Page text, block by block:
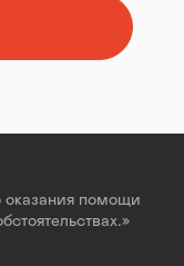
оказания помощи